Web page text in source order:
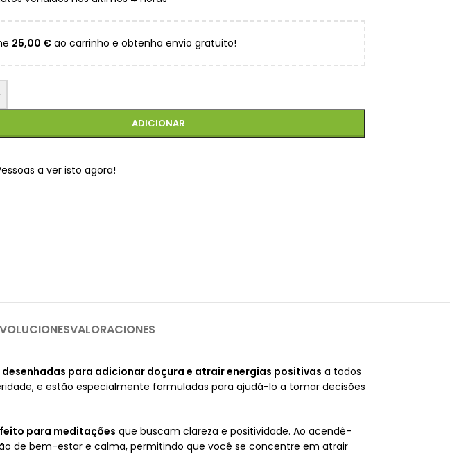
25,00 €ao carrinho e obtenha envio gratuito!
ADICIONAR
a ver isto agora!
VALORACIONES
para adicionar doçura e atrair energias positivas a todos
e estão especialmente formuladas para ajudá-lo a tomar decisões
para meditações que buscam clareza e positividade. Ao acendê-
de bem-estar e calma, permitindo que você se concentre em atrair